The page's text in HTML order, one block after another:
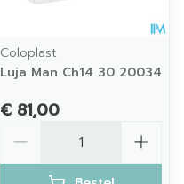
Coloplast
Luja Man Ch14 30 20034
€ 81,00